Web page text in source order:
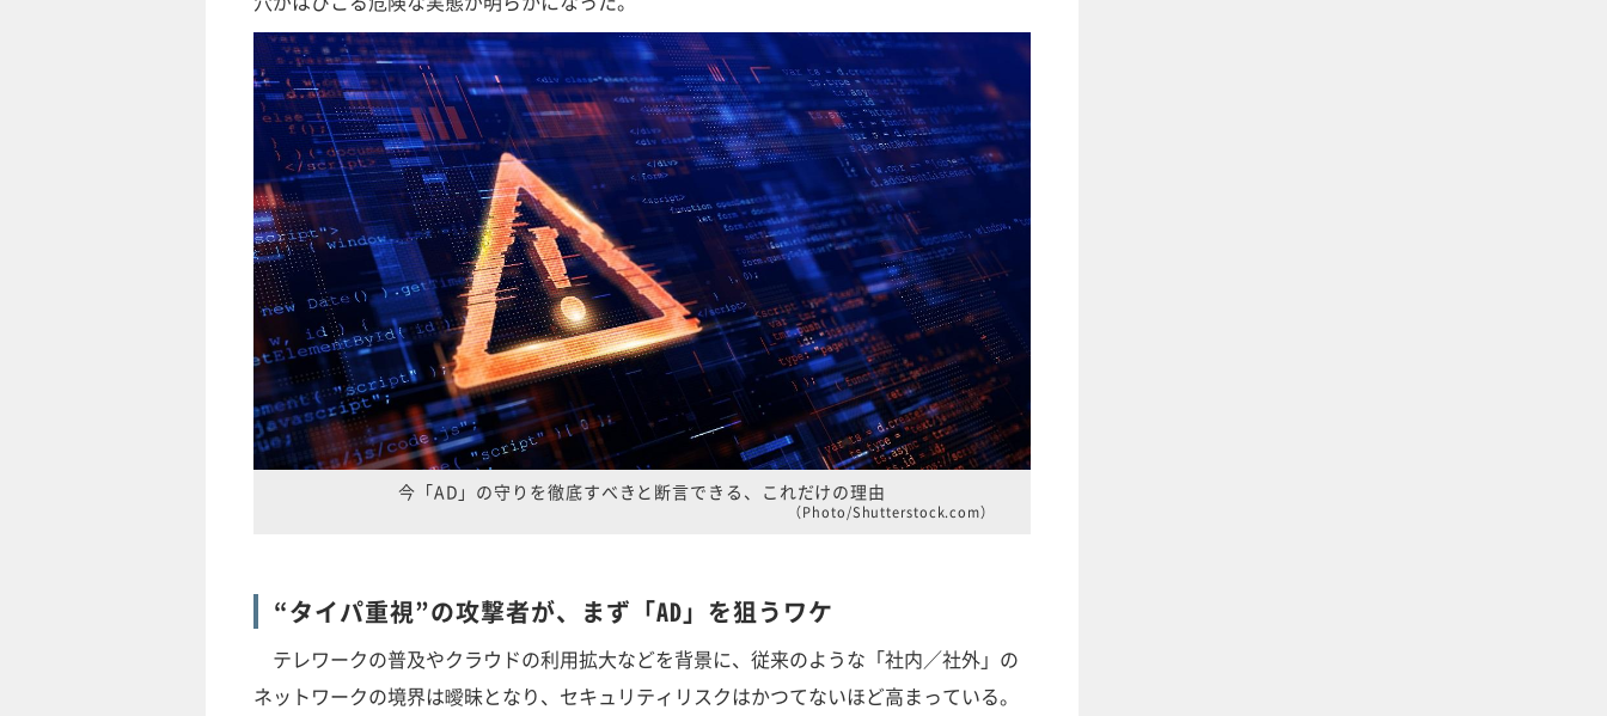
今「AD」の守りを徹底すべきと断言できる、これだけの理由
（Photo/Shutterstock.com）
“タイパ重視”の攻撃者が、まず「AD」を狙うワケ
テレワークの普及やクラウドの利用拡大などを背景に、従来のような「社内／社外」の
ネットワークの境界は曖昧となり、セキュリティリスクはかつてないほど高まっている。